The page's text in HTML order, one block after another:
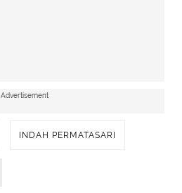
Advertisement
INDAH PERMATASARI